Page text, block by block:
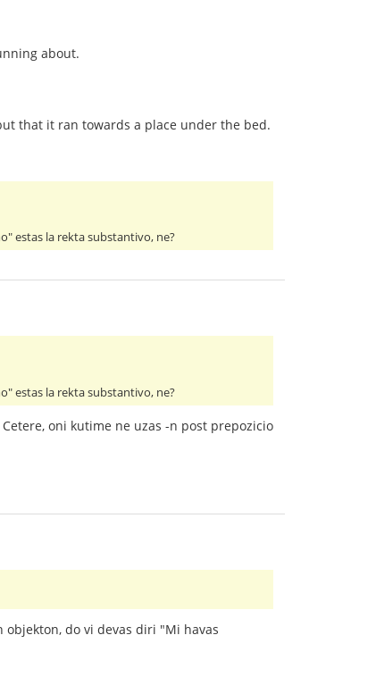
about.
that it ran towards a place under the bed.
estas la rekta substantivo, ne?
estas la rekta substantivo, ne?
oni kutime ne uzas -n post prepozicio
objekton, do vi devas diri "Mi havas